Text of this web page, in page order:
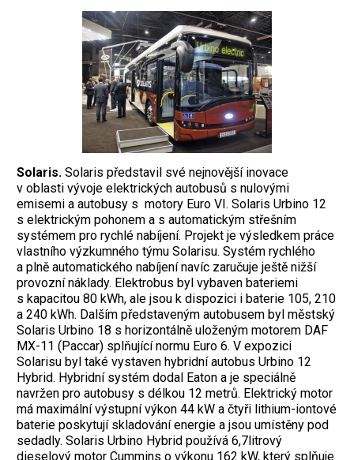
Solaris. Solaris představil své nejnovější inovace
v oblasti vývoje elektrických autobusů s nulovými
emisemi a autobusy s motory Euro VI. Solaris Urbino 12
s elektrickým pohonem a s automatickým střešním
systémem pro rychlé nabíjení. Projekt je výsledkem práce
vlastního výzkumného týmu Solarisu. Systém rychlého
a plně automatického nabíjení navíc zaručuje ještě nižší
provozní náklady. Elektrobus byl vybaven bateriemi
s kapacitou 80 kWh, ale jsou k dispozici i baterie 105, 210
a 240 kWh. Dalším představeným autobusem byl městský
Solaris Urbino 18 s horizontálně uloženým motorem DAF
MX-11 (Paccar) splňující normu Euro 6. V expozici
Solarisu byl také vystaven hybridní autobus Urbino 12
Hybrid. Hybridní systém dodal Eaton a je speciálně
navržen pro autobusy s délkou 12 metrů. Elektrický motor
má maximální výstupní výkon 44 kW a čtyři lithium-iontové
baterie poskytují skladování energie a jsou umístěny pod
sedadly. Solaris Urbino Hybrid používá 6,7litrový
dieselový motor Cummins o výkonu 162 kW, který splňuje